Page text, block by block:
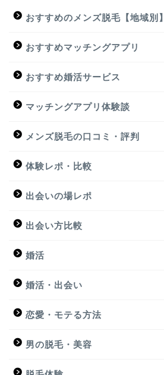
おすすめのメンズ脱毛【地域別】
おすすめマッチングアプリ
おすすめ婚活サービス
マッチングアプリ体験談
メンズ脱毛の口コミ・評判
体験レポ・比較
出会いの場レポ
出会い方比較
婚活
婚活・出会い
恋愛・モテる方法
男の脱毛・美容